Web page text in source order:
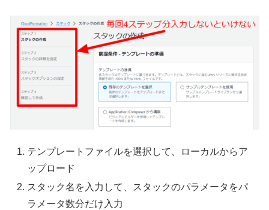
テンプレートファイルを選択して、ローカルからア
ップロード
スタック名を入力して、スタックのパラメータをパ
ラメータ数分だけ入力